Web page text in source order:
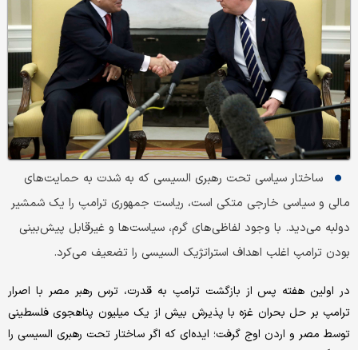
ساختار سیاسی تحت رهبری السیسی که به شدت به حمایت‌های
مالی و سیاسی خارجی متکی است، ریاست جمهوری ترامپ را یک شمشیر
دولبه می‌دید. با وجود لفاظی‌های گرم، سیاست‌ها و غیرقابل پیش‌بینی
بودن ترامپ اغلب اهداف استراتژیک السیسی را تضعیف می‌کرد.
در اولین هفته پس از بازگشت ترامپ به قدرت، ترس رهبر مصر با اصرار
ترامپ بر حل بحران غزه با پذیرش بیش از یک میلیون پناهجوی فلسطینی
توسط مصر و اردن اوج گرفت؛ ایده‌ای که اگر ساختار تحت رهبری السیسی را